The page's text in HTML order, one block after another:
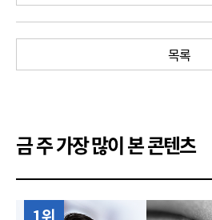
목록
금 주 가장 많이 본 콘텐츠
1위